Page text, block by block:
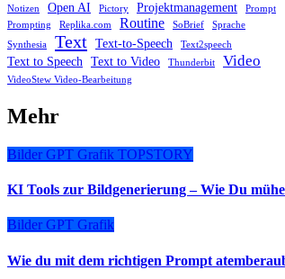
Notizen
Open AI Pictory Projektmanagement
Prompt
Prompting
Replika.com Routine SoBrief
Sprache
Synthesia
Text Text-to-Speech Text2speech
Text to Speech Text to Video Thunderbit Video
VideoStew Video-Bearbeitung
Mehr
Bilder GPT Grafik TOPSTORY
KI Tools zur Bildgenerierung – Wie Du
Bilder GPT Grafik
Wie du mit dem richtigen Prompt